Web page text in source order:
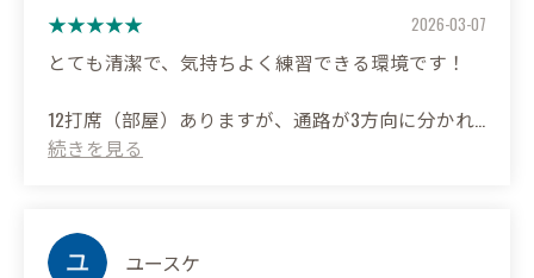
2026-03-07
とても清潔で、気持ちよく練習できる環境です！
12打席（部屋）ありますが、通路が3方向に分かれ
ているため広々としています。半個室スタイルなの
とテーブルが完備されていて、ゆったり過ごせま
す。
ユースケ